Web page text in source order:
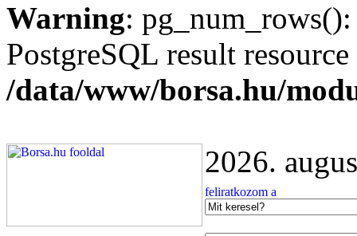
Warning:
PostgreSQL result
/data/www/borsa.hu/
2026.